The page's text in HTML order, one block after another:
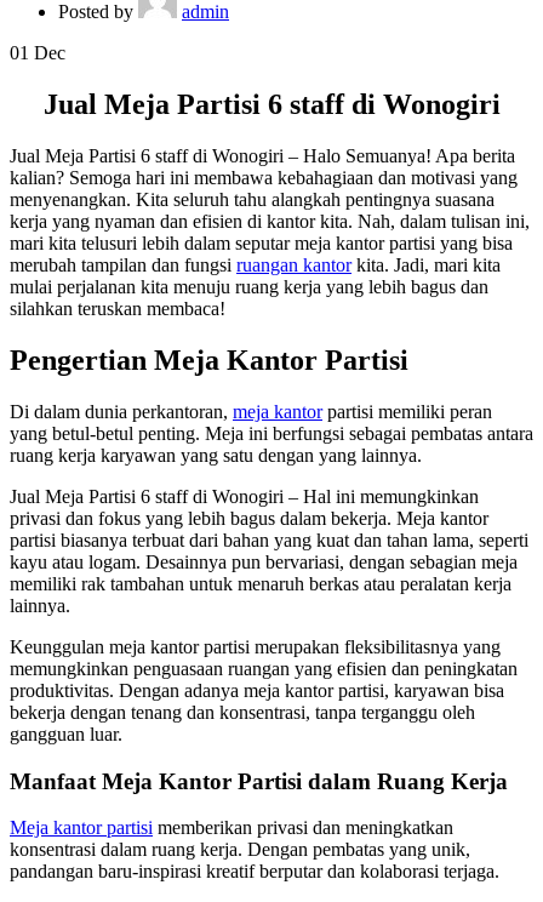
Posted by
admin
01 Dec
Jual Meja Partisi 6 staff di Wonogiri
Jual Meja Partisi 6 staff di Wonogiri – Halo Semuanya! Apa berita
kalian? Semoga hari ini membawa kebahagiaan dan motivasi yang
menyenangkan. Kita seluruh tahu alangkah pentingnya suasana
kerja yang nyaman dan efisien di kantor kita. Nah, dalam tulisan ini,
mari kita telusuri lebih dalam seputar meja kantor partisi yang bisa
merubah tampilan dan fungsi ruangan kantorkita. Jadi, mari kita
mulai perjalanan kita menuju ruang kerja yang lebih bagus dan
silahkan teruskan membaca!
Pengertian Meja Kantor Partisi
Di dalam dunia perkantoran, meja kantorpartisi memiliki peran
yang betul-betul penting. Meja ini berfungsi sebagai pembatas antara
ruang kerja karyawan yang satu dengan yang lainnya.
Jual Meja Partisi 6 staff di Wonogiri – Hal ini memungkinkan
privasi dan fokus yang lebih bagus dalam bekerja. Meja kantor
partisi biasanya terbuat dari bahan yang kuat dan tahan lama, seperti
kayu atau logam. Desainnya pun bervariasi, dengan sebagian meja
memiliki rak tambahan untuk menaruh berkas atau peralatan kerja
lainnya.
Keunggulan meja kantor partisi merupakan fleksibilitasnya yang
memungkinkan penguasaan ruangan yang efisien dan peningkatan
produktivitas. Dengan adanya meja kantor partisi, karyawan bisa
bekerja dengan tenang dan konsentrasi, tanpa terganggu oleh
gangguan luar.
Manfaat Meja Kantor Partisi dalam Ruang Kerja
Meja kantor partisi memberikan privasi dan meningkatkan
konsentrasi dalam ruang kerja. Dengan pembatas yang unik,
pandangan baru-inspirasi kreatif berputar dan kolaborasi terjaga.